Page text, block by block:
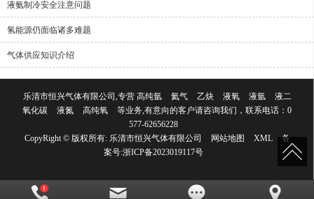
液氨制冷安全注意问题
氢能源仍面临诸多难题
气体供应知识介绍
乐清市恒兴气体有限公司,专营 高纯氩 氦气 乙炔 液氧 液氩
液二
氧化碳
液氮 高纯氧 等业务,有意向的客户请咨询我们，联系电话： 0
577-62656228
CopyRight © 版权所有: 乐清市恒兴气体有限公司 网站地图 XML
备
案号:浙ICP备2023019117号